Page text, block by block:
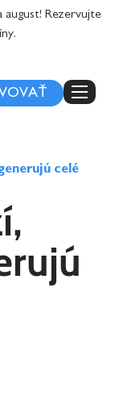
august! Rezervujte
celé